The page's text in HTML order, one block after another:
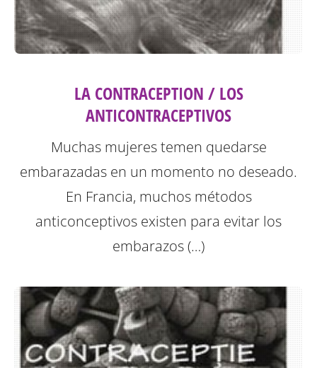
LA CONTRACEPTION / LOS
ANTICONTRACEPTIVOS
Muchas mujeres temen quedarse
embarazadas en un momento no deseado.
En Francia, muchos métodos
anticonceptivos existen para evitar los
embarazos (…)